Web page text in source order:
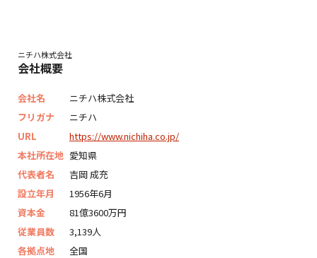
ニチハ株式会社
会社概要
会社名
ニチハ株式会社
フリガナ
ニチハ
URL
https://www.nichiha.co.jp/
本社所在地 愛知県
代表者名
吉岡 成充
設立年月
1956年6月
資本金
81億3600万円
従業員数
3,139人
各拠点地
全国